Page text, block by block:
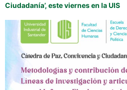
Ciudadanía’, este viernes en la UIS